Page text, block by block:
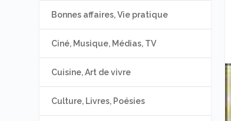
Bonnes affaires, Vie pratique
Ciné, Musique, Médias, TV
Cuisine, Art de vivre
Culture, Livres, Poésies